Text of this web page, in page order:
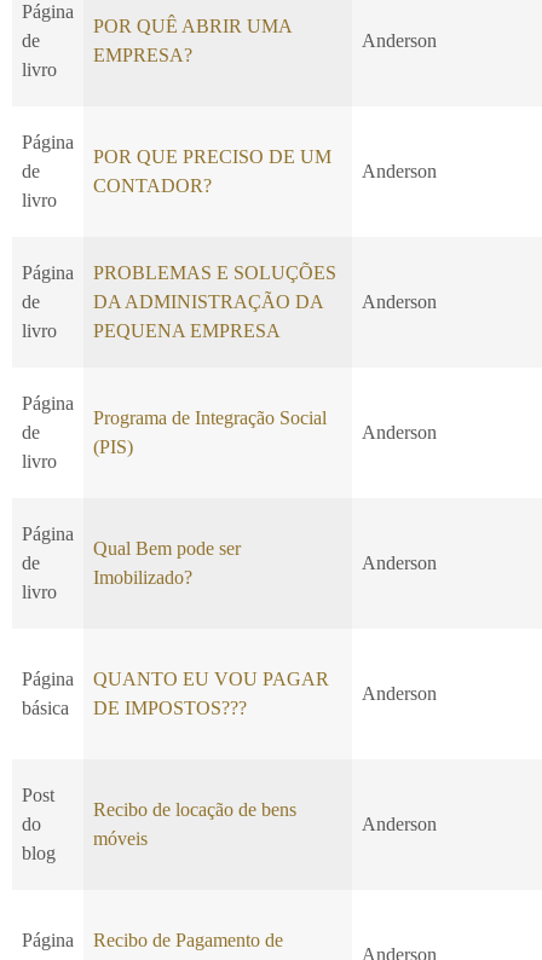
Página
de
livro
POR QUÊ ABRIR UMA
EMPRESA?
Anderson
Página
de
livro
POR QUE PRECISO DE UM
CONTADOR?
Anderson
Página
de
livro
PROBLEMAS E SOLUÇÕES
DA ADMINISTRAÇÃO DA
PEQUENA EMPRESA
Anderson
Página
de
livro
Programa de Integração Social
(PIS)
Anderson
Página
de
livro
Qual Bem pode ser
Imobilizado?
Anderson
Página
básica
QUANTO EU VOU PAGAR
DE IMPOSTOS???
Anderson
Post
do
blog
Recibo de locação de bens
móveis
Anderson
Página
Recibo de Pagamento de
Anderson